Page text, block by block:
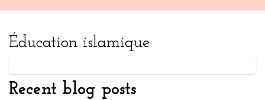
Éducation islamique
Recent blog posts